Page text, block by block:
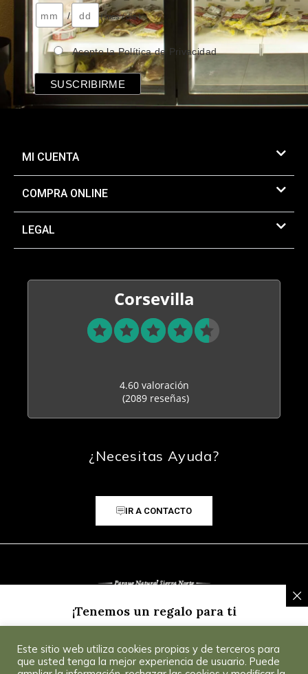
/ ( mes / día )
Acepto la Política de Privacidad
MI CUENTA
COMPRA ONLINE
LEGAL
Corsevilla
4.60 valoración
(2089 reseñas)
¿Necesitas Ayuda?
IR A CONTACTO
© 2025 CoSevilla
¡Tenemos un regalo para ti
descuentopara tu primera compra.Consultar
Condiciones.
Este sitio web utiliza cookies propias y de terceros para
que usted tenga la mejor experiencia de usuario. Puede